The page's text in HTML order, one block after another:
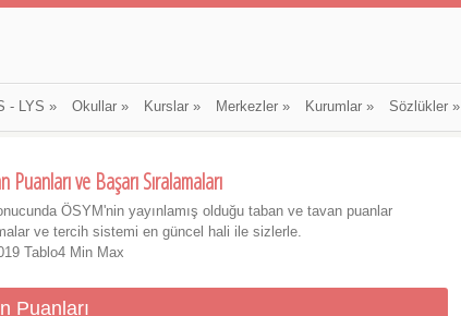
- LYS » Okullar» Kurslar» Merkezler» Kurumlar» Sözlükler»
ve Başarı Sıralamaları
ÖSYM'nin yayınlamış olduğu taban ve tavan puanlar
ve tercih sistemi en güncel hali ile sizlerle.
Tablo4 Min Max
Puanları